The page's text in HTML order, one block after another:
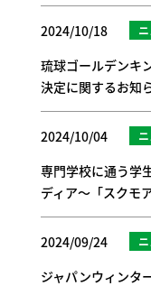
2024/10/18
琉球ゴールデンキ
決定に関するお知
2024/10/04
専門学校に通う学
ディア～「スクモ
2024/09/24
ジャパンウィンタ